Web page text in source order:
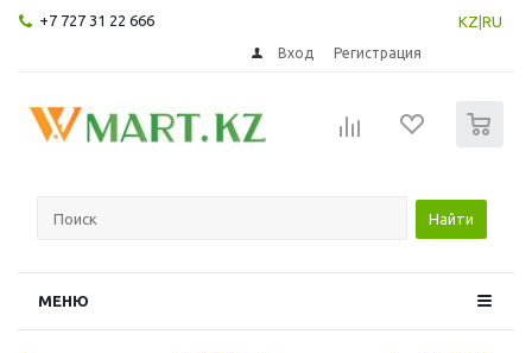
+7 727 31 22 666 KZ RU
Вход Регистрация
Найти
МЕНЮ